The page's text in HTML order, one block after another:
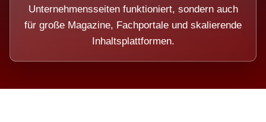
Unternehmensseiten funktioniert, sondern auch
für große Magazine, Fachportale und skalierende
Inhaltsplattformen.